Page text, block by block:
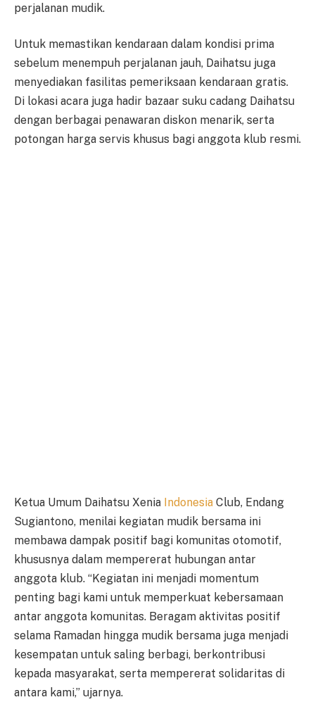
perjalanan mudik.
Untuk memastikan kendaraan dalam kondisi prima
sebelum menempuh perjalanan jauh, Daihatsu juga
menyediakan fasilitas pemeriksaan kendaraan gratis.
Di lokasi acara juga hadir bazaar suku cadang Daihatsu
dengan berbagai penawaran diskon menarik, serta
potongan harga servis khusus bagi anggota klub resmi.
Ketua Umum Daihatsu Xenia Indonesia Club, Endang
Sugiantono, menilai kegiatan mudik bersama ini
membawa dampak positif bagi komunitas otomotif,
khususnya dalam mempererat hubungan antar
anggota klub. “Kegiatan ini menjadi momentum
penting bagi kami untuk memperkuat kebersamaan
antar anggota komunitas. Beragam aktivitas positif
selama Ramadan hingga mudik bersama juga menjadi
kesempatan untuk saling berbagi, berkontribusi
kepada masyarakat, serta mempererat solidaritas di
antara kami,” ujarnya.